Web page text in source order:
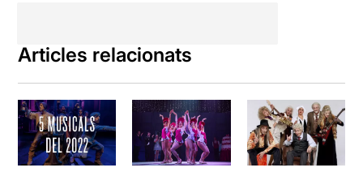
Articles relacionats